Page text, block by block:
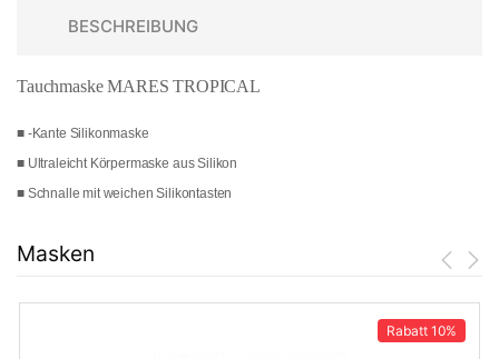
BESCHREIBUNG
Tauchmaske MARES TROPICAL
■ -Kante Silikonmaske
■ Ultraleicht Körpermaske aus Silikon
■ Schnalle mit weichen Silikontasten
Masken
Rabatt 10%